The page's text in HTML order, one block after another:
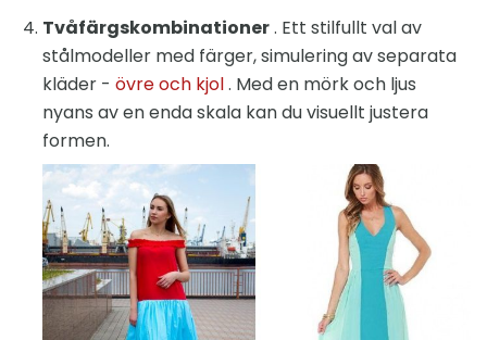
Tvåfärgskombinationer. Ett stilfullt val av
stålmodeller med färger, simulering av separata
kläder - övre och kjol. Med en mörk och ljus
nyans av en enda skala kan du visuellt justera
formen.